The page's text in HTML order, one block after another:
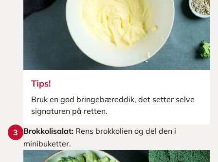
Tips!
Bruk en god bringebæreddik, det setter selve
signaturen på retten.
3 Brokkolisalat: Rens brokkolien og del den i
minibuketter.